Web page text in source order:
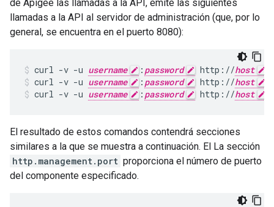
de Apigee las llamadas a la API, emite las siguientes
llamadas a la API al servidor de administración (que, por lo
general, se encuentra en el puerto 8080):
curl -v -u username : password http://host
curl -v -u username : password http://host
curl -v -u username : password http://host
El resultado de estos comandos contendrá secciones
similares a la que se muestra a continuación. El La sección
http.management.port proporciona el número de puerto
del componente especificado.